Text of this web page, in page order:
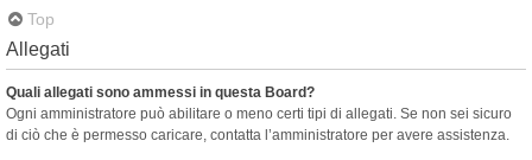
Top
Allegati
Quali allegati sono ammessi in questa Board?
Ogni amministratore può abilitare o meno certi tipi di allegati. Se non sei sicuro
di ciò che è permesso caricare, contatta l’amministratore per avere assistenza.